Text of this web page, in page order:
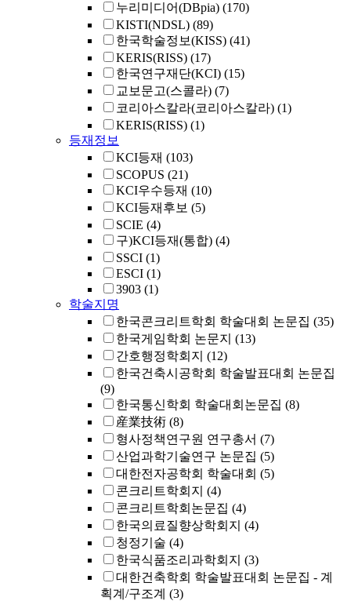
누리미디어(DBpia) (170)
KISTI(NDSL) (89)
한국학술정보(KISS) (41)
KERIS(RISS) (17)
한국연구재단(KCI) (15)
교보문고(스콜라) (7)
코리아스칼라(코리아스칼라) (1)
KERIS(RISS) (1)
등재정보
KCI등재 (103)
SCOPUS (21)
KCI우수등재 (10)
KCI등재후보 (5)
SCIE (4)
구)KCI등재(통합) (4)
SSCI (1)
ESCI (1)
3903 (1)
학술지명
한국콘크리트학회 학술대회 논문집 (35)
한국게임학회 논문지 (13)
간호행정학회지 (12)
한국건축시공학회 학술발표대회 논문집
(9)
한국통신학회 학술대회논문집 (8)
産業技術 (8)
형사정책연구원 연구총서 (7)
산업과학기술연구 논문집 (5)
대한전자공학회 학술대회 (5)
콘크리트학회지 (4)
콘크리트학회논문집 (4)
한국의료질향상학회지 (4)
청정기술 (4)
한국식품조리과학회지 (3)
대한건축학회 학술발표대회 논문집 - 계
획계/구조계 (3)